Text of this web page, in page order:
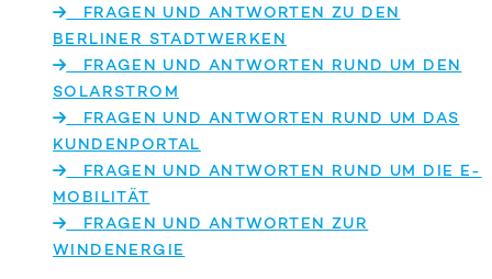
FRAGEN UND ANTWORTEN ZU DEN
BERLINER STADTWERKEN
FRAGEN UND ANTWORTEN RUND UM DEN
SOLARSTROM
FRAGEN UND ANTWORTEN RUND UM DAS
KUNDENPORTAL
FRAGEN UND ANTWORTEN RUND UM DIE E-
MOBILITÄT
FRAGEN UND ANTWORTEN ZUR
WINDENERGIE